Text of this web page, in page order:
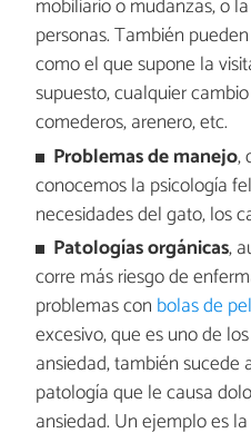
mobiliario o mudanzas, o
personas. También
como el que supone la
supuesto, cualquier
comederos, arenero, etc.
Problemas de manejo,
conocemos la psicología
necesidades del gato, los
Patologías orgánicas,
corre más riesgo de
problemas con bolas de
excesivo, que es uno de
ansiedad, también sucede
patología que le causa
ansiedad. Un ejemplo es